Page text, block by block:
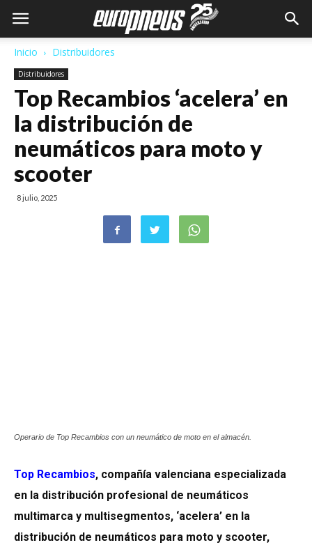
Inicio Distribuidores
Distribuidores
Top Recambios ‘acelera’ en
la distribución de
neumáticos para moto y
scooter
8 julio, 2025
Operario de Top Recambios con un neumático de moto en el almacén.
Top Recambios, compañía valenciana especializada
en la distribución profesional de neumáticos
multimarca y multisegmentos, ‘acelera’ en la
distribución de neumáticos para moto y scooter,